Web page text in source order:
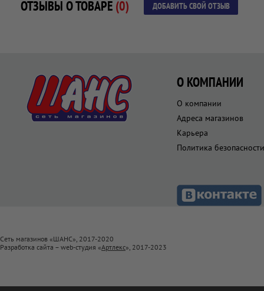
ОТЗЫВЫ О ТОВАРЕ (0) ДОБАВИТЬ СВОЙ ОТЗЫВ
О КОМПАНИИ
О компании
Адреса магазинов
Карьера
Политика безопасности
Сеть магазинов «ШАНС», 2017-2020
Разработка сайта – web-студия «Артлекс», 2017-2023